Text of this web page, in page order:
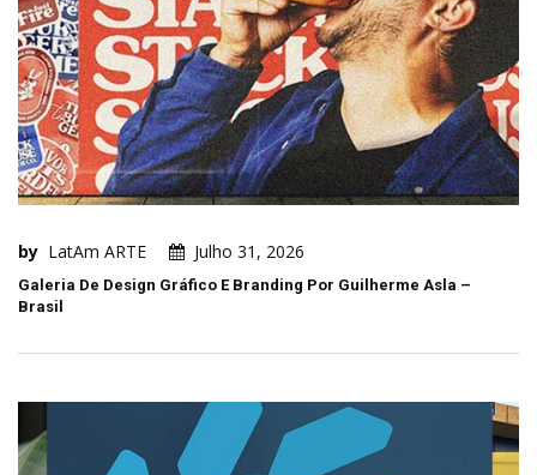
by LatAm ARTE Julho 31, 2026
Galeria De Design Gráfico E Branding Por Guilherme Asla –
Brasil